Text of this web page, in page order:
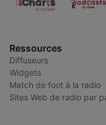
Ressources
Diffuseurs
Widgets
Match de foot à la radio
Sites Web de radio par